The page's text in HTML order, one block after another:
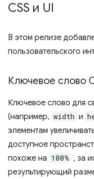
CSS и UI
В этом релизе
пользовательского
Ключевое слово
Ключевое слово для
(например, width и
элементам
доступное
похоже на 100% , за
результирующий